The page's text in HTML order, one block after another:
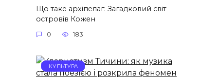
Що таке архіпелаг: Загадковий світ
островів Кожен
0 183
КУЛЬТУРА